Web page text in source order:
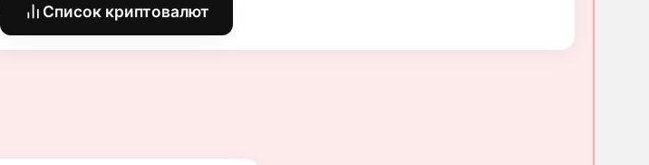
Список криптовалют